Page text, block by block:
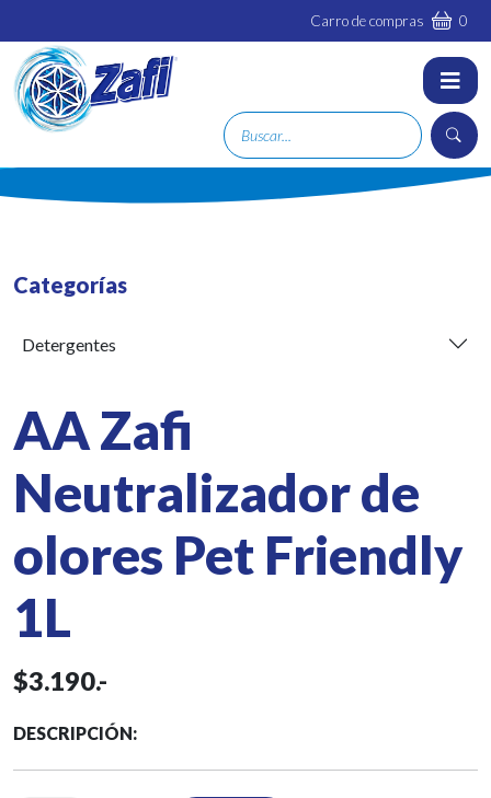
Carro de compras 0
Categorías
Detergentes
AA Zafi
Neutralizador de
olores Pet Friendly
1L
$3.190.-
DESCRIPCIÓN: